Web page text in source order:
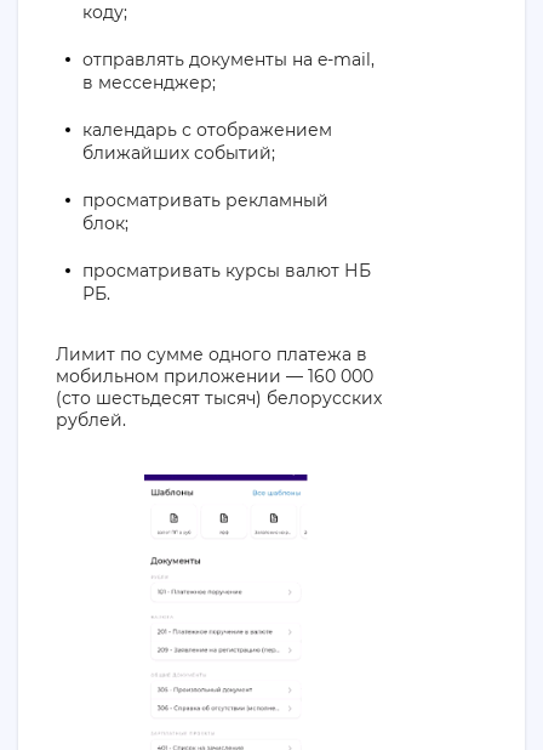
коду;
отправлять документы на e-mail,
в мессенджер;
календарь с отображением
ближайших событий;
просматривать рекламный
блок;
просматривать курсы валют НБ
РБ.
Лимит по сумме одного платежа в
мобильном приложении — 160 000
(сто шестьдесят тысяч) белорусских
рублей.